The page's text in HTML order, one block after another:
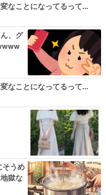
なことになってるって...
、グ
なことになってるって...
そうめ
獄な